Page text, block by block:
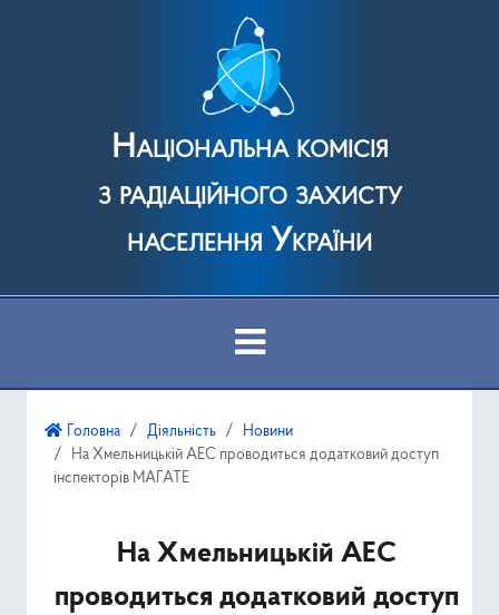
Національна комісія
з радіаційного захисту
населення України
Діяльність
Головна Діяльність
Новини
На Хмельницькій АЕС проводиться додатковий доступ
інспекторів МАГАТЕ
На Хмельницькій АЕС
проводиться додатковий доступ